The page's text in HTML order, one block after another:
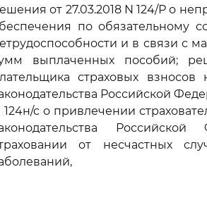
от 27.03.2018 N 124/Р о
по обязательному
и в связи с
выплаченных пособий;
страховых
Российской
124н/с о привлечении
от несчастных